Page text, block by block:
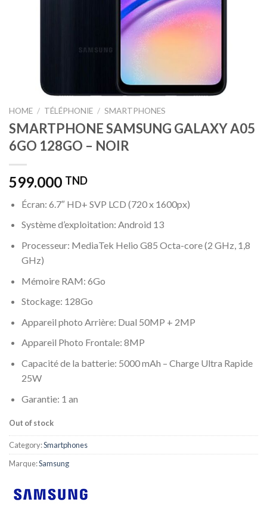
HOME / TÉLÉPHONIE / SMARTPHONES
SMARTPHONE SAMSUNG GALAXY A05
6GO 128GO – NOIR
599.000 TND
Écran: 6.7″ HD+ SVP LCD (720 x 1600px)
Système d’exploitation: Android 13
Processeur: MediaTek Helio G85 Octa-core (2 GHz, 1,8
GHz)
Mémoire RAM: 6Go
Stockage: 128Go
Appareil photo Arrière: Dual 50MP + 2MP
Appareil Photo Frontale: 8MP
Capacité de la batterie: 5000 mAh – Charge Ultra Rapide
25W
Garantie: 1 an
Out of stock
Category:Smartphones
Marque:Samsung